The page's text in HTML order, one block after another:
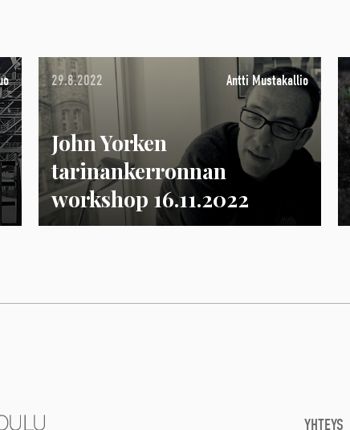
29.8.2022 Antti Mustakallio
John Yorken
tarinankerronnan
workshop 16.11.2022
YHTEYS